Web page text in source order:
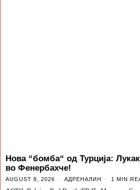
Нова “бомба“ од Турција:
во Фенербахче!
AUGUST 8, 2026 АДРЕНАЛИН 1 MIN